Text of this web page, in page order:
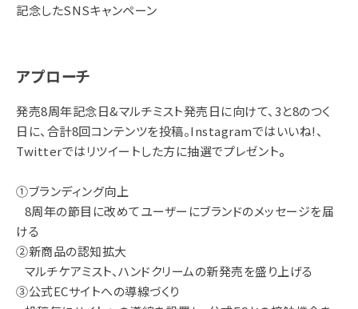
記念したSNSキャンペーン
アプローチ
発売8周年記念日&マルチミスト発売日に向けて、3と8のつく
日に、合計8回コンテンツを投稿。Instagramではいいね!、
Twitterではリツイートした方に抽選でプレゼント。
①ブランディング向上
8周年の節目に改めてユーザーにブランドのメッセージを届
ける
②新商品の認知拡大
マルチケアミスト、ハンドクリームの新発売を盛り上げる
③公式ECサイトへの導線づくり